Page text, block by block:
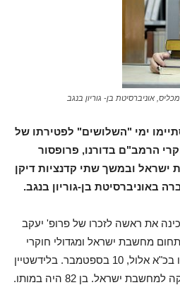
אוניברסיטת בן- גוריון בנגב
ימי "השלושים" לפטירתו של
הרמב"ם בדורנו, פרופסור
ובמשך שתי קדנציות דיקן
באוניברסיטת בן-גוריון בנגב.
את ראשה לזכרו של פרופ' יעקב
מחשבת ישראל ומגדולי חוקרי
הרמב"ם בדורנו, שהלך לעולמו בכ"א אלול, 10 בספטמבר. בלידשטיין
ישראל. בן 82 היה במותו.